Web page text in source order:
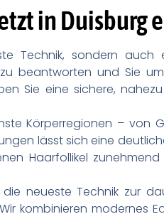
in Duisburg
Technik, sondern auch
beantworten und Sie
Sie eine sichere,
Körperregionen – von
lässt sich eine
Haarfollikel
neueste Technik zur
kombinieren modernes